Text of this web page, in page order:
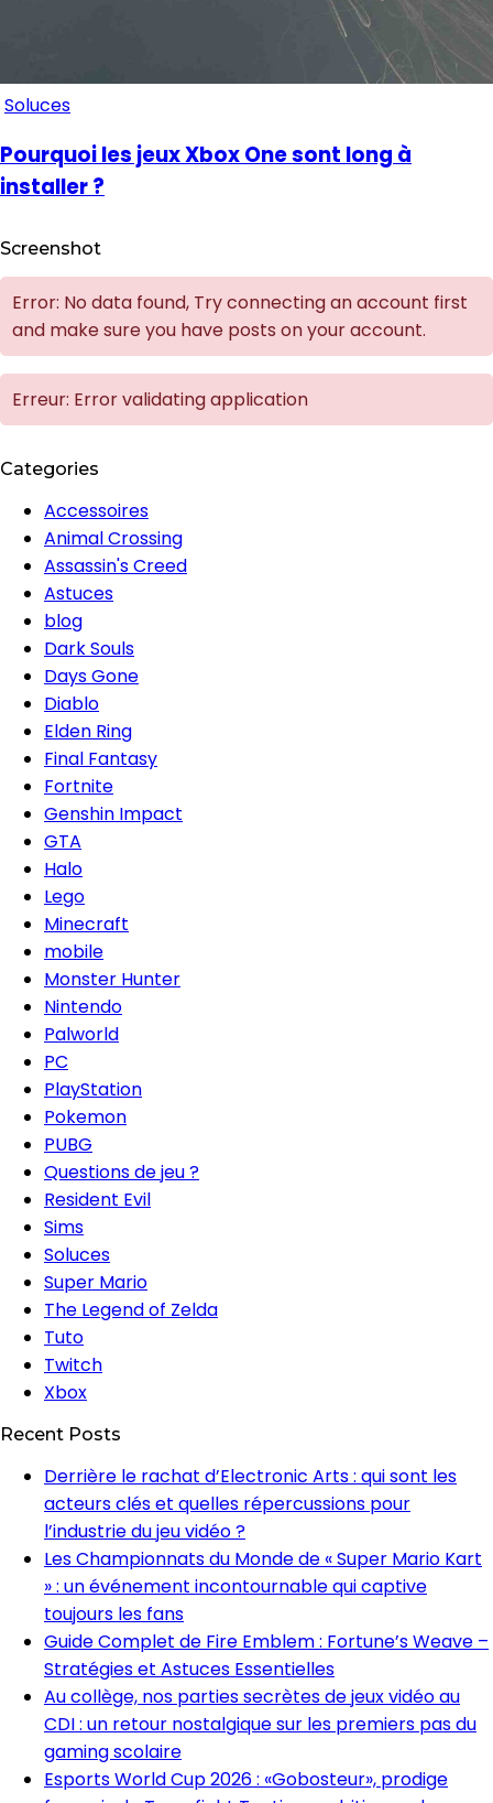
Soluces
Pourquoi les jeux Xbox One sont long à
installer ?
Screenshot
Error: No data found, Try connecting an account first
and make sure you have posts on your account.
Erreur: Error validating application
Categories
Accessoires
Animal Crossing
Assassin's Creed
Astuces
blog
Dark Souls
Days Gone
Diablo
Elden Ring
Final Fantasy
Fortnite
Genshin Impact
GTA
Halo
Lego
Minecraft
mobile
Monster Hunter
Nintendo
Palworld
PC
PlayStation
Pokemon
PUBG
Questions de jeu ?
Resident Evil
Sims
Soluces
Super Mario
The Legend of Zelda
Tuto
Twitch
Xbox
Recent Posts
Derrière le rachat d’Electronic Arts : qui sont les
acteurs clés et quelles répercussions pour
l’industrie du jeu vidéo ?
Les Championnats du Monde de « Super Mario Kart
» : un événement incontournable qui captive
toujours les fans
Guide Complet de Fire Emblem : Fortune’s Weave –
Stratégies et Astuces Essentielles
Au collège, nos parties secrètes de jeux vidéo au
CDI : un retour nostalgique sur les premiers pas du
gaming scolaire
Esports World Cup 2026 : «Gobosteur», prodige